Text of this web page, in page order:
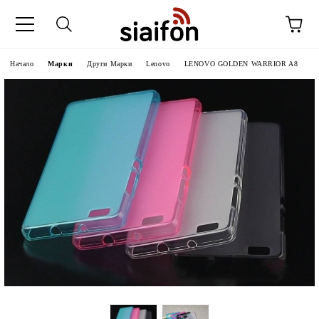
Начало Марки Други Марки Lenovo LENOVO GOLDEN WARRIOR A8